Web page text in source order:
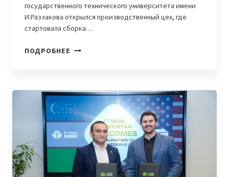
государственного технического университета имени
И.Раззакова открылся производственный цех, где
стартовала сборка…
ПОДРОБНЕЕ КЫРГЫЗСКИЙ
ЗАПУСТИЛ
ПРОИЗВОДСТВО
НОУТБУКОВ
TECNO